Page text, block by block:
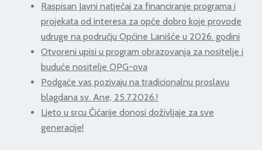
Raspisan Javni natječaj za financiranje programa i
projekata od interesa za opće dobro koje provode
udruge na području Općine Lanišće u 2026. godini
Otvoreni upisi u program obrazovanja za nositelje i
buduće nositelje OPG-ova
Podgaće vas pozivaju na tradicionalnu proslavu
blagdana sv. Ane, 25.7.2026.!
Ljeto u srcu Ćićarije donosi doživljaje za sve
generacije!